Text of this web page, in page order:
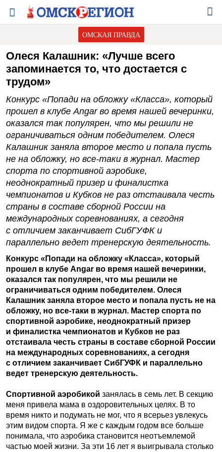
ОМСКАЯ ПРАВДА
Олеся Калашник: «Лучше всего
запоминается то, что достается с
трудом»
Конкурс «Попади на обложку «Класса», который
прошел в клубе Angar во время нашей вечеринки,
оказался так популярен, что мы решили не
ограничиваться одним победителем. Олеся
Калашник заняла второе место и попала пусть
не на обложку, но все-таки в журнал. Мастер
спорта по спортивной аэробике,
неоднократный призер и финалистка
чемпионатов и Кубков не раз отстаивала честь
страны в составе сборной России на
международных соревнованиях, а сегодня
с отличием заканчивает СибГУФК и
параллельно ведет тренерскую деятельность.
Конкурс «Попади на обложку «Класса», который
прошел в клубе Angar во время нашей вечеринки,
оказался так популярен, что мы решили не
ограничиваться одним победителем. Олеся
Калашник заняла второе место и попала пусть не на
обложку, но все-таки в журнал. Мастер спорта по
спортивной аэробике, неоднократный призер
и финалистка чемпионатов и Кубков не раз
отстаивала честь страны в составе сборной России
на международных соревнованиях, а сегодня
с отличием заканчивает СибГУФК и параллельно
ведет тренерскую деятельность.
Спортивной аэробикой занялась в семь лет. В секцию
меня привела мама в оздоровительных целях. В то
время никто и подумать не мог, что я всерьез увлекусь
этим видом спорта. Я же с каждым годом все больше
понимала, что аэробика становится неотъемлемой
частью моей жизни. За эти 16 лет я выигрывала столько